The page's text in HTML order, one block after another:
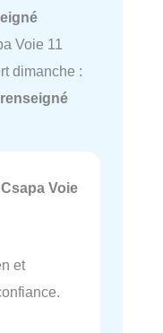
Voie 11
dimanche :
Csapa Voie
et